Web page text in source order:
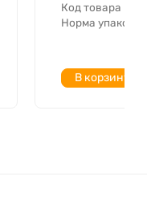
Код товара
Норма упаковки
В корзину